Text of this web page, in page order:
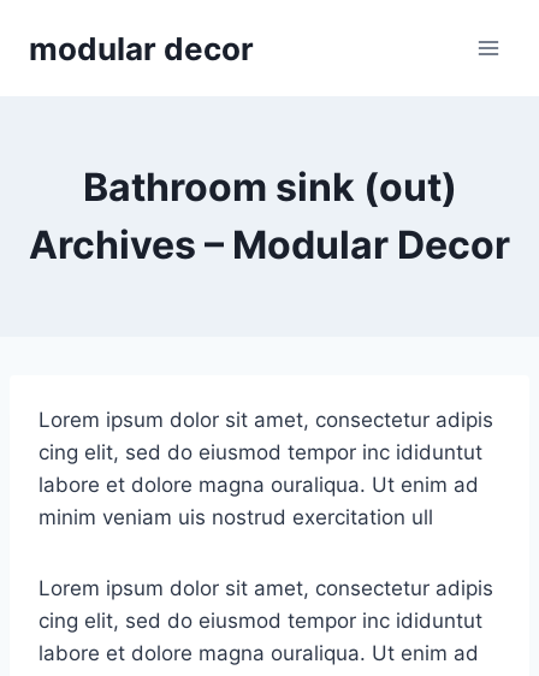
modular decor
Bathroom sink (out)
Archives – Modular Decor
Lorem ipsum dolor sit amet, consectetur adipis
cing elit, sed do eiusmod tempor inc ididuntut
labore et dolore magna ouraliqua. Ut enim ad
minim veniam uis nostrud exercitation ull
Lorem ipsum dolor sit amet, consectetur adipis
cing elit, sed do eiusmod tempor inc ididuntut
labore et dolore magna ouraliqua. Ut enim ad